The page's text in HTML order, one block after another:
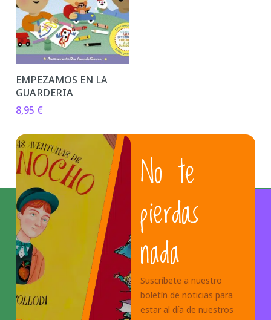
EMPEZAMOS EN LA
GUARDERIA
8,95 €
No te
pierdas
nada
Suscríbete a nuestro
boletín de noticias para
estar al día de nuestros